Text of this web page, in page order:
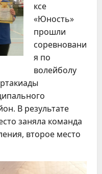
ксе
«Юность»
прошли
соревновани
я по
волейболу
В результате
заняла команда
второе место